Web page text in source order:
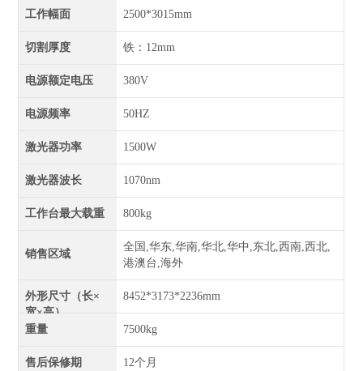
工作幅面 2500*3015mm
切割厚度 铁：12mm
电源额定电压 380V
电源频率 50HZ
激光器功率 1500W
激光器波长 1070nm
工作台最大载重 800kg
销售区域
全国,华东,华南,华北,华中,东北,西南,西北,
港澳台,海外
外形尺寸（长×
宽×高）
8452*3173*2236mm
重量 7500kg
售后保修期 12个月